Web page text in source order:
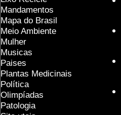
Mandamentos
Mapa do Brasil
Meio Ambiente
Mulher
Musicas
Paises
Plantas Medicinais
Política
Olimpíadas
Patologia